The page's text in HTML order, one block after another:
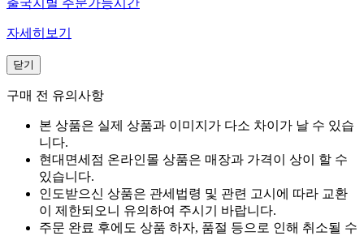
출국지별 주문가능시간
자세히보기
닫기
구매 전 유의사항
본 상품은 실제 상품과 이미지가 다소 차이가 날 수 있습
니다.
현대면세점 온라인몰 상품은 매장과 가격이 상이 할 수
있습니다.
인도받으신 상품은 관세법령 및 관련 고시에 따라 교환
이 제한되오니 유의하여 주시기 바랍니다.
주문 완료 후에도 상품 하자, 품절 등으로 인해 취소될 수